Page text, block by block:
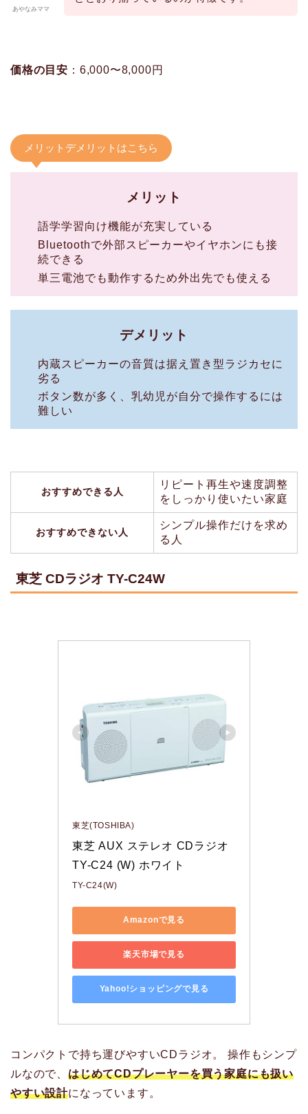
あやなみママ
価格の目安 ：6,000〜8,000円
メリットデメリットはこちら
メリット
語学学習向け機能が充実している
Bluetoothで外部スピーカーやイヤホンにも接
続できる
単三電池でも動作するため外出先でも使える
デメリット
内蔵スピーカーの音質は据え置き型ラジカセに
劣る
ボタン数が多く、乳幼児が自分で操作するには
難しい
おすすめできる人
リピート再生や速度調整
をしっかり使いたい家庭
おすすめできない人
シンプル操作だけを求め
る人
東芝 CDラジオ TY-C24W
東芝(TOSHIBA)
東芝 AUX ステレオ CDラジオ
TY-C24 (W) ホワイト
TY-C24(W)
Amazonで見る
楽天市場で見る
Yahoo!ショッピングで見る
コンパクトで持ち運びやすいCDラジオ。 操作もシンプ
ルなので、 はじめてCDプレーヤーを買う家庭にも扱い
やすい設計になっています。